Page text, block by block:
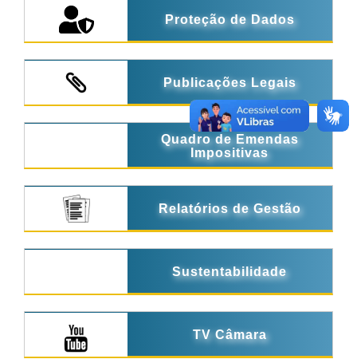
Proteção de Dados
Publicações Legais
Quadro de Emendas
Impositivas
Relatórios de Gestão
Sustentabilidade
TV Câmara